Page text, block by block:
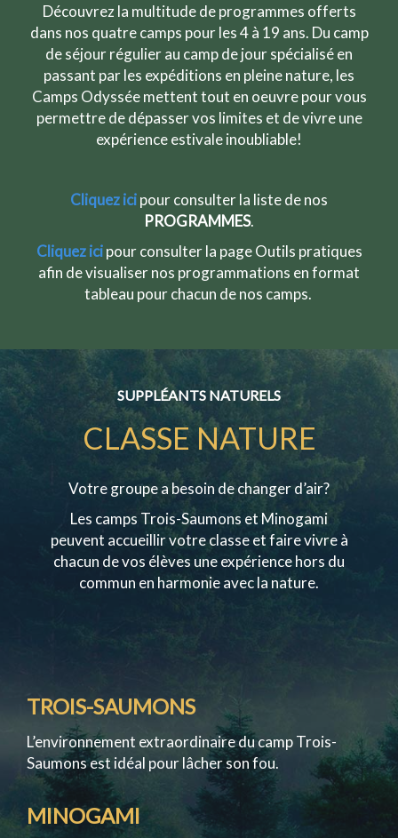
Découvrez la multitude de programmes offerts
dans nos quatre camps pour les 4 à 19 ans. Du camp
de séjour régulier au camp de jour spécialisé en
passant par les expéditions en pleine nature, les
Camps Odyssée mettent tout en oeuvre pour vous
permettre de dépasser vos limites et de vivre une
expérience estivale inoubliable!
Cliquez icipour consulter la liste de nos
PROGRAMMES.
Cliquez icipour consulter la page Outils pratiques
afin de visualiser nos programmations en format
tableau pour chacun de nos camps.
SUPPLÉANTS NATURELS
CLASSE NATURE
Votre groupe a besoin de changer d’air?
Les camps Trois-Saumons et Minogami
peuvent accueillir votre classe et faire vivre à
chacun de vos élèves une expérience hors du
commun en harmonie avec la nature.
TROIS-SAUMONS
L’environnement extraordinaire du camp Trois-
Saumons est idéal pour lâcher son fou.
MINOGAMI